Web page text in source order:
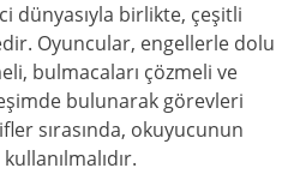
dünyasıyla birlikte, çeşitli
Oyuncular, engellerle dolu
bulmacaları çözmeli ve
bulunarak görevleri
sırasında, okuyucunun